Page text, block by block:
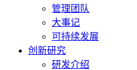
管理团队
大事记
可持续发展
创新研究
研发介绍